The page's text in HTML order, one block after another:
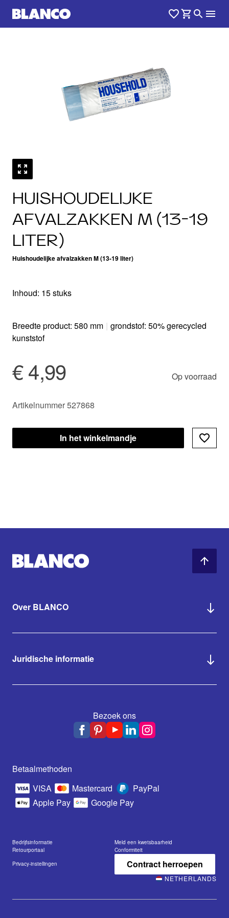
HUISHOUDELIJKE
AFVALZAKKEN M (13-19
LITER)
Huishoudelijke afvalzakken M (13-19 liter)
Inhoud: 15 stuks
Breedte product: 580 mm | grondstof: 50% gerecycled
kunststof
€ 4,99 Op voorraad
Artikelnummer 527868
In het winkelmandje
Over BLANCO
Juridische informatie
Bezoek ons
Betaalmethoden
VISA
Mastercard
PayPal
Apple Pay
Google Pay
Bedrijfsinformatie
Meld een kwetsbaarheid
Retourportaal
Conformiteit
Privacy-instellingen
Contract herroepen
NETHERLANDS